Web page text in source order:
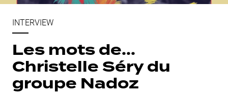
INTERVIEW
Les mots de...
Christelle Séry du
groupe Nadoz